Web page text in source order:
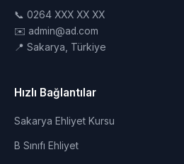
📞 0264 XXX XX XX
✉️ admin@ad.com
📍 Sakarya, Türkiye
Hızlı Bağlantılar
Sakarya Ehliyet Kursu
B Sınıfı Ehliyet